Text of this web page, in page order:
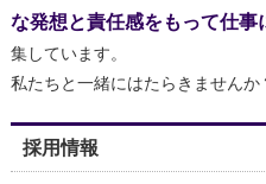
な発想と責任感をもって仕事
集しています。
私たちと一緒にはたらきませんか
採用情報